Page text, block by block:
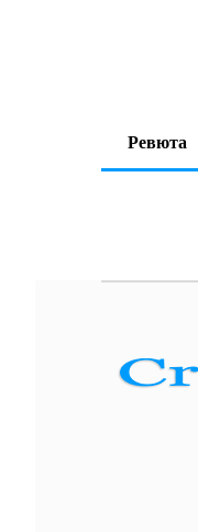
Ревюта